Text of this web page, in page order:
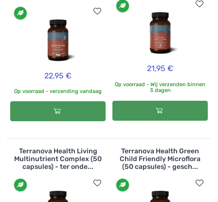
22,95 €
Op voorraad - verzending vandaag
21,95 €
Op voorraad - Wij verzenden binnen
3 dagen
Terranova Health Living
Multinutrient Complex (50
capsules) - ter onde...
Terranova Health Green
Child Friendly Microflora
(50 capsules) - gesch...